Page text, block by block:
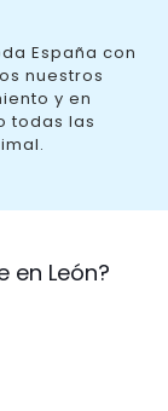
España con
nuestros
y en
todas las
en León?